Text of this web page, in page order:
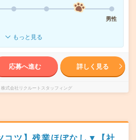
男性
もっと見る
応募へ進む 詳しく見る
株式会社リクルートスタッフィング
コツ】残業ほぼなし▼【社